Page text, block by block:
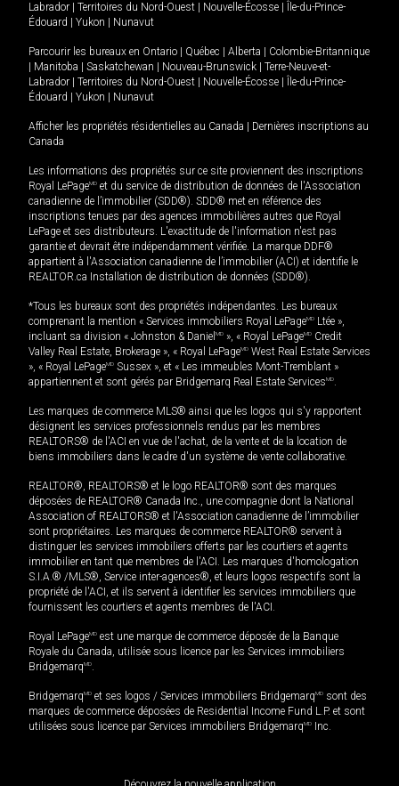
Labrador
Territoires du Nord-Ouest Nouvelle-Écosse
Île-du-Prince-
Édouard
Yukon Nunavut
Parcourir les bureaux en Ontario Québec Alberta
Colombie-Britannique
Manitoba Saskatchewan Nouveau-Brunswick
Terre-Neuve-et-
Labrador
Territoires du Nord-Ouest Nouvelle-Écosse
Île-du-Prince-
Édouard
Yukon Nunavut
Afficher les propriétés résidentielles au Canada
Dernières inscriptions au
Canada
Les informations des propriétés sur ce site proviennent des inscriptions
Royal LePageMD et du service de distribution de données de l'Association
canadienne de l’immobilier (SDD®). SDD® met en référence des
inscriptions tenues par des agences immobilières autres que Royal
LePage et ses distributeurs. L'exactitude de l'information n'est pas
garantie et devrait être indépendamment vérifiée. La marque DDF®
appartient à l'Association canadienne de l’immobilier (ACI) et identifie le
REALTOR.ca Installation de distribution de données (SDD®).
*Tous les bureaux sont des propriétés indépendantes. Les bureaux
comprenant la mention « Services immobiliers Royal LePageMD Ltée »,
incluant sa division « Johnston & Daniel MD », « Royal LePageMD Credit
Valley Real Estate, Brokerage », « Royal LePageMD West Real Estate Services
», « Royal LePageMD Sussex », et « Les immeubles Mont-Tremblant »
appartiennent et sont gérés par Bridgemarq Real Estate ServicesMD.
Les marques de commerce MLS® ainsi que les logos qui s'y rapportent
désignent les services professionnels rendus par les membres
REALTORS® de l'ACI en vue de l'achat, de la vente et de la location de
biens immobiliers dans le cadre d'un système de vente collaborative.
REALTOR®, REALTORS® et le logo REALTOR® sont des marques
déposées de REALTOR® Canada Inc., une compagnie dont la National
Association of REALTORS® et l'Association canadienne de l’immobilier
sont propriétaires. Les marques de commerce REALTOR® servent à
distinguer les services immobiliers offerts par les courtiers et agents
immobilier en tant que membres de l'ACI. Les marques d'homologation
S.I.A.® /MLS®, Service inter-agences®, et leurs logos respectifs sont la
propriété de l'ACI, et ils servent à identifier les services immobiliers que
fournissent les courtiers et agents membres de l'ACI.
Royal LePageMD est une marque de commerce déposée de la Banque
Royale du Canada, utilisée sous licence par les Services immobiliers
BridgemarqMD.
BridgemarqMD et ses logos / Services immobiliers BridgemarqMD sont des
marques de commerce déposées de Residential Income Fund L.P. et sont
utilisées sous licence par Services immobiliers BridgemarqMD Inc.